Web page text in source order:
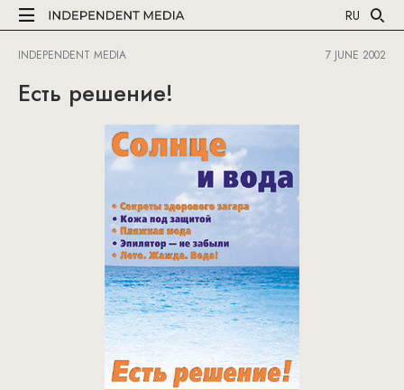
RU
INDEPENDENT MEDIA 7 JUNE 2002
Есть решение!